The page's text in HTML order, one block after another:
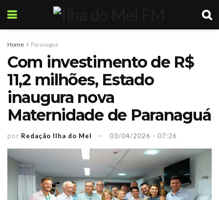
Home Paranaguá
Com investimento de R$
11,2 milhões, Estado
inaugura nova
Maternidade de Paranaguá
por Redação Ilha do Mel 03/04/2026 - 07:26